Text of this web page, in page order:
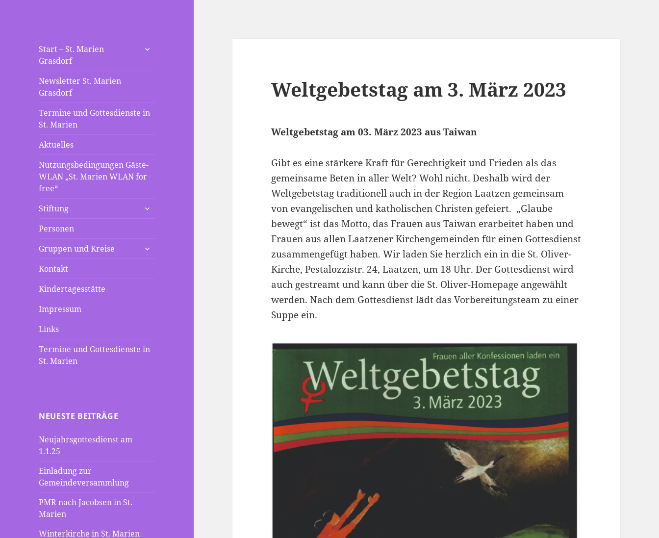
St. Marien
Grasdorf
Die neue Webseite der St
Mariengemeinde Grasdorf
Start – St. Marien
Grasdorf
untermenü
Newsletter St. Marien
Grasdorf
Termine und Gottesdienste in
St. Marien
Aktuelles
Nutzungsbedingungen Gäste-
WLAN „St. Marien WLAN for
free“
Stiftung
untermenü
Personen
Gruppen und Kreise
untermenü
Kontakt
Kindertagesstätte
Impressum
Links
Termine und Gottesdienste in
St. Marien
NEUESTE BEITRÄGE
Neujahrsgottesdienst am
1.1.25
Einladung zur
Gemeindeversammlung
PMR nach Jacobsen in St.
Marien
Winterkirche in St. Marien
Weltgebetstag am 3. März 2023
Weltgebetstag am 03. März 2023 aus Taiwan
Gibt es eine stärkere Kraft für Gerechtigkeit und Frieden als das
gemeinsame Beten in aller Welt? Wohl nicht. Deshalb wird der
Weltgebetstag traditionell auch in der Region Laatzen gemeinsam
von evangelischen und katholischen Christen gefeiert. „Glaube
bewegt“ ist das Motto, das Frauen aus Taiwan erarbeitet haben und
Frauen aus allen Laatzener Kirchengemeinden für einen Gottesdienst
zusammengefügt haben. Wir laden Sie herzlich ein in die St. Oliver-
Kirche, Pestalozzistr. 24, Laatzen, um 18 Uhr. Der Gottesdienst wird
auch gestreamt und kann über die St. Oliver-Homepage angewählt
werden. Nach dem Gottesdienst lädt das Vorbereitungsteam zu einer
Suppe ein.